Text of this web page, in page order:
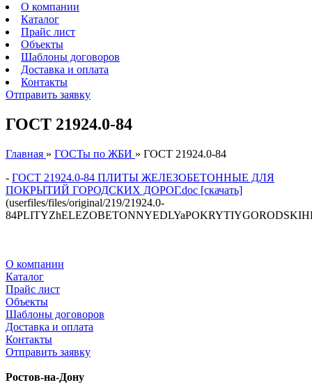
О компании
Каталог
Прайс лист
Объекты
Шаблоны договоров
Доставка и оплата
Контакты
Отправить заявку
ГОСТ 21924.0-84
Главная » ГОСТы по ЖБИ » ГОСТ 21924.0-84
- ГОСТ 21924.0-84 ПЛИТЫ ЖЕЛЕЗОБЕТОННЫЕ ДЛЯ
ПОКРЫТИЙ ГОРОДСКИХ ДОРОГ.doc [скачать]
(userfiles/files/original/219/21924.0-
О компании
Каталог
Прайс лист
Объекты
Шаблоны договоров
Доставка и оплата
Контакты
Отправить заявку
Ростов-на-Дону